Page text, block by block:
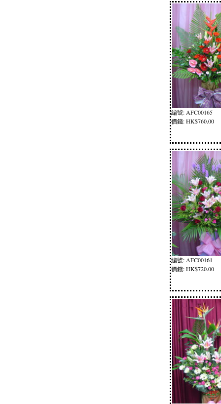
編號: AFC00165
價錢: HK$760.00
編號: AFC00161
價錢: HK$720.00